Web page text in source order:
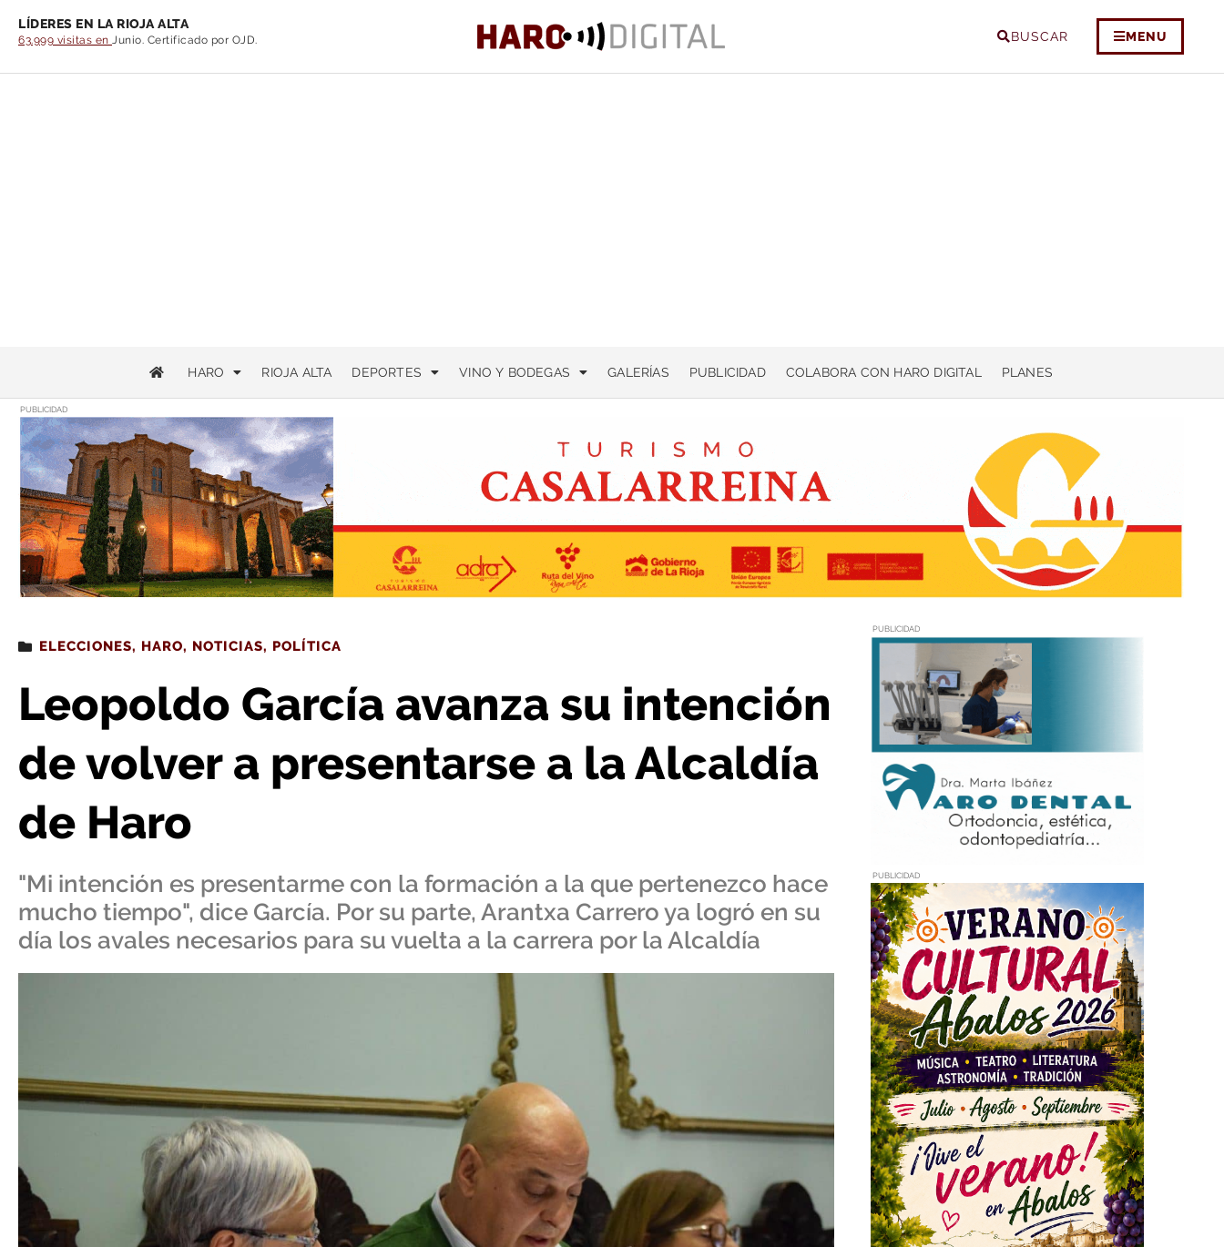
LÍDERES EN LA RIOJA ALTA
63.999 visitas en Junio. Certificado por OJD. BUSCAR MENU
HARO RIOJA ALTA DEPORTES VINO Y BODEGAS GALERÍAS PUBLICIDAD COLABORA CON HARO DIGITAL PLANES
PUBLICIDAD
Estás leyendo : Leopoldo García avanza su intención de volver a presentarse a la Alcaldía de Haro
ELECCIONES, HARO, NOTICIAS, POLÍTICA
Leopoldo García avanza su intención
de volver a presentarse a la Alcaldía
de Haro
"Mi intención es presentarme con la formación a la que pertenezco hace
mucho tiempo", dice García. Por su parte, Arantxa Carrero ya logró en su
día los avales necesarios para su vuelta a la carrera por la Alcaldía
PUBLICIDAD
PUBLICIDAD